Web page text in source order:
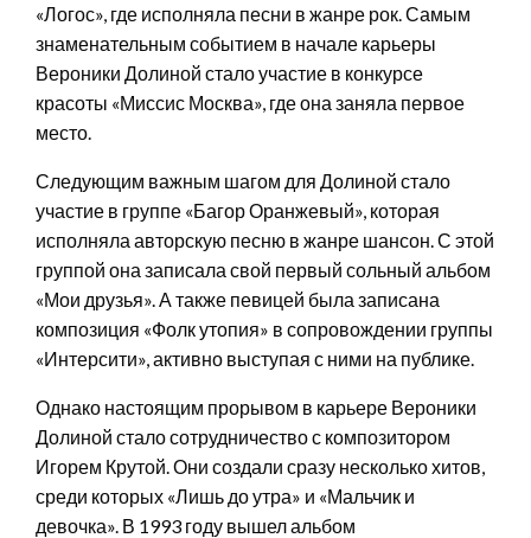
«Логос», где исполняла песни в жанре рок. Самым
знаменательным событием в начале карьеры
Вероники Долиной стало участие в конкурсе
красоты «Миссис Москва», где она заняла первое
место.
Следующим важным шагом для Долиной стало
участие в группе «Багор Оранжевый», которая
исполняла авторскую песню в жанре шансон. С этой
группой она записала свой первый сольный альбом
«Мои друзья». А также певицей была записана
композиция «Фолк утопия» в сопровождении группы
«Интерсити», активно выступая с ними на публике.
Однако настоящим прорывом в карьере Вероники
Долиной стало сотрудничество с композитором
Игорем Крутой. Они создали сразу несколько хитов,
среди которых «Лишь до утра» и «Мальчик и
девочка». В 1993 году вышел альбом